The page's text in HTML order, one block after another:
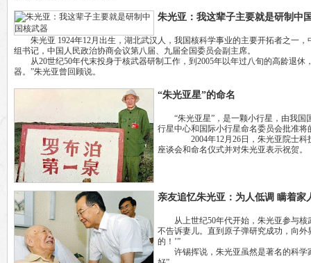
朱光亚：我这辈子主要就是研制中
朱光亚 1924年12月出生，湖北武汉人，我国核科学事业的主要开拓者之一，
组书记，中国人民政治协商会议第八届、九届全国委员会副主席。
从20世纪50年代末投身于核武器研制工作，到2005年以年过八旬的高龄退
器。”朱光亚曾回顾说。
“朱光亚星”的命名
“朱光亚星”，是一颗小行星，由我国
行星中心和国际小行星命名委员会批准将
2004年12月26日，朱光亚院士科技思
座谈会和命名仪式并对朱光亚表示祝贺。
亲友追忆朱光亚：为人低调 瞒着家
从上世纪50年代开始，朱光亚参与核
不告诉妻儿。直到原子弹研究成功，向
的！’”
许锡挥说，朱光亚虽然是著名的科学